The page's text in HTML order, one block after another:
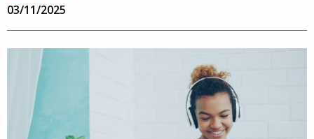
03/11/2025